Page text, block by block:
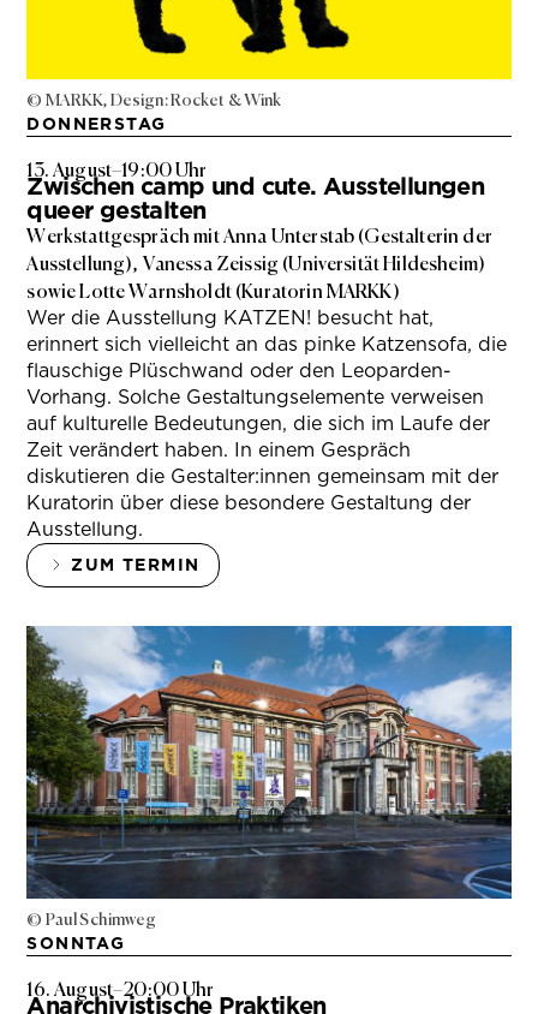
© MARKK, Design: Rocket & Wink
DONNERSTAG
13. August–19:00 Uhr
Zwischen camp und cute. Ausstellungen
queer gestalten
Werkstattgespräch mit Anna Unterstab (Gestalterin der
Ausstellung), Vanessa Zeissig (Universität Hildesheim)
sowie Lotte Warnsholdt (Kuratorin MARKK)
Wer die Ausstellung KATZEN! besucht hat,
erinnert sich vielleicht an das pinke Katzensofa, die
flauschige Plüschwand oder den Leoparden-
Vorhang. Solche Gestaltungselemente verweisen
auf kulturelle Bedeutungen, die sich im Laufe der
Zeit verändert haben. In einem Gespräch
diskutieren die Gestalter:innen gemeinsam mit der
Kuratorin über diese besondere Gestaltung der
Ausstellung.
ZUM TERMIN
© Paul Schimweg
SONNTAG
16. August–20:00 Uhr
Anarchivistische Praktiken